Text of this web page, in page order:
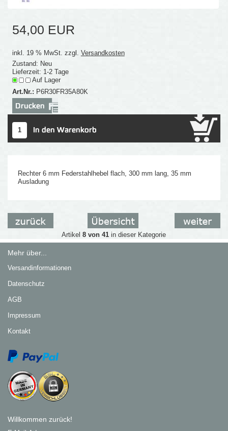
54,00 EUR
inkl. 19 % MwSt. zzgl. Versandkosten
Zustand: Neu
Lieferzeit: 1-2 Tage
Auf Lager
Art.Nr.: P6R30FR35A80K
Rechter 6 mm Federstahlhebel flach, 300 mm lang, 35 mm
Ausladung
Artikel8 von 41 in dieser Kategorie
Mehr über...
Versandinformationen
Datenschutz
AGB
Impressum
Kontakt
Willkommen zurück!